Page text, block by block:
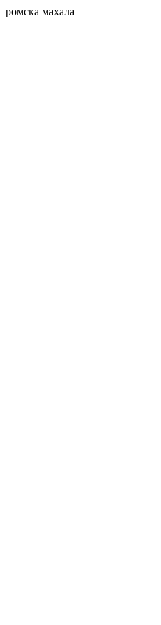
ромска махала